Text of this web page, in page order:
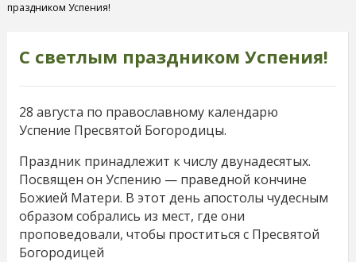
праздником Успения!
С светлым праздником Успения!
28 августа по православному календарю
Успение Пресвятой Богородицы.
Праздник принадлежит к числу двунадесятых.
Посвящен он Успению — праведной кончине
Божией Матери. В этот день апостолы чудесным
образом собрались из мест, где они
проповедовали, чтобы проститься с Пресвятой
Богородицей